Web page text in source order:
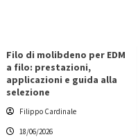
Filo di molibdeno per EDM
a filo: prestazioni,
applicazioni e guida alla
selezione
Filippo Cardinale
18/06/2026